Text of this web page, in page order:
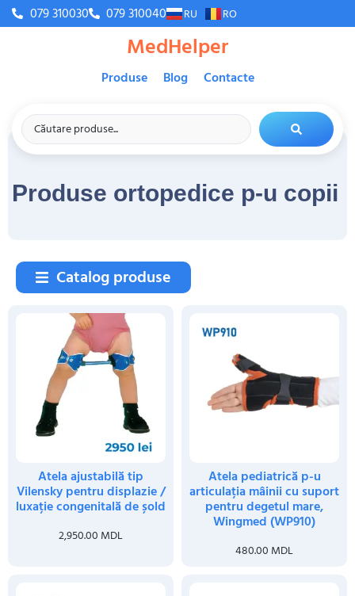
079 310030 079 310040 RU RO
MedHelper
Produse Blog Contacte
Produse ortopedice p-u copii
Catalog produse
Atela ajustabilă tip
Vilensky pentru displazie /
luxație congenitală de șold
2,950.00 MDL
Atela pediatrică p-u
articulația mâinii cu suport
pentru degetul mare,
Wingmed (WP910)
480.00 MDL